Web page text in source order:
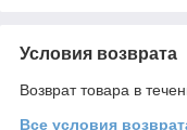
Условия возврата
Возврат товара в
Все условия